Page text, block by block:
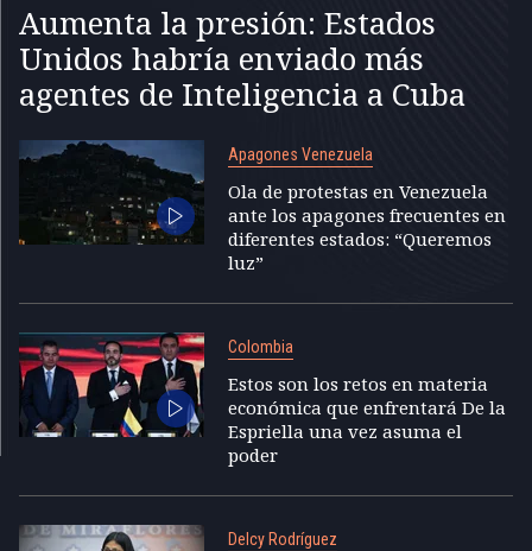
Aumenta la presión: Estados
Unidos habría enviado más
agentes de Inteligencia a Cuba
Apagones Venezuela
Ola de protestas en Venezuela
ante los apagones frecuentes en
diferentes estados: “Queremos
luz”
Colombia
Estos son los retos en materia
económica que enfrentará De la
Espriella una vez asuma el
poder
Delcy Rodríguez